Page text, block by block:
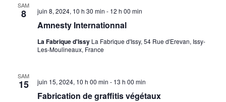
SAM
8
Amnesty Internationnal
juin 8, 2024, 10 h 30 min - 12 h 00 min
La Fabrique d'Issy La Fabrique d'Issy, 54 Rue d'Erevan, Issy-
Les-Moulineaux, France
SAM
15
Fabrication de graffitis végétaux
juin 15, 2024, 10 h 00 min - 13 h 00 min